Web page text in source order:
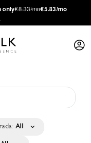
only€8.33/mo€5.83/mo
All